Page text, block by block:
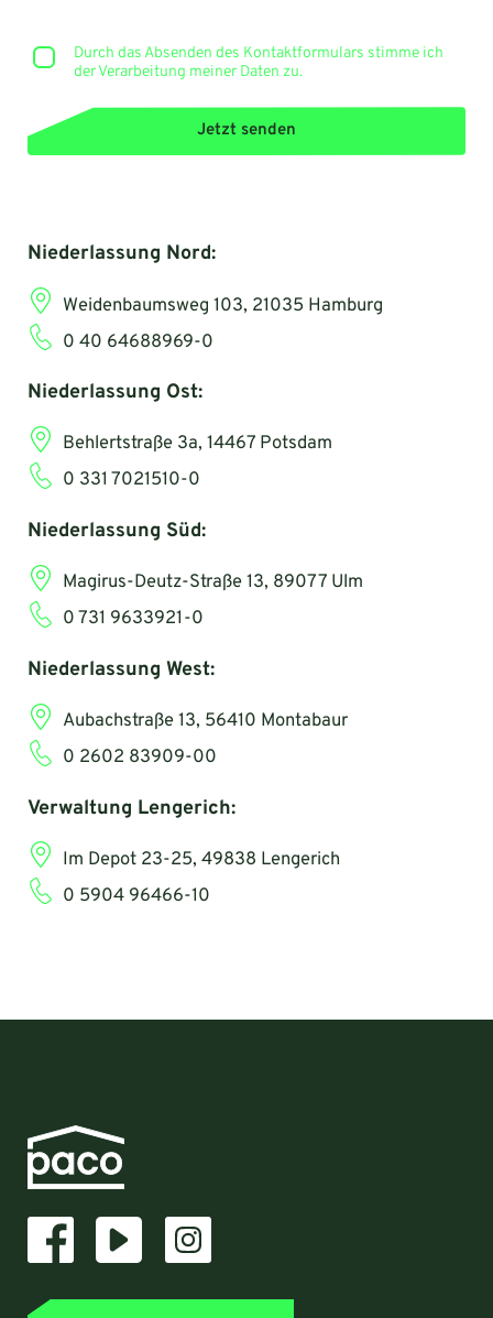
Niederlassung Nord:
Weidenbaumsweg 103, 21035 Hamburg
0 40 64688969-0
Niederlassung Ost:
Behlertstraße 3a, 14467 Potsdam
0 331 7021510-0
Niederlassung Süd:
Magirus-Deutz-Straße 13, 89077 Ulm
0 731 9633921-0
Niederlassung West:
Aubachstraße 13, 56410 Montabaur
0 2602 83909-00
Verwaltung Lengerich:
Im Depot 23-25, 49838 Lengerich
0 5904 96466-10
Durch das Absenden des Kontaktformulars stimme ich
der Verarbeitung meiner Daten zu.
Jetzt senden